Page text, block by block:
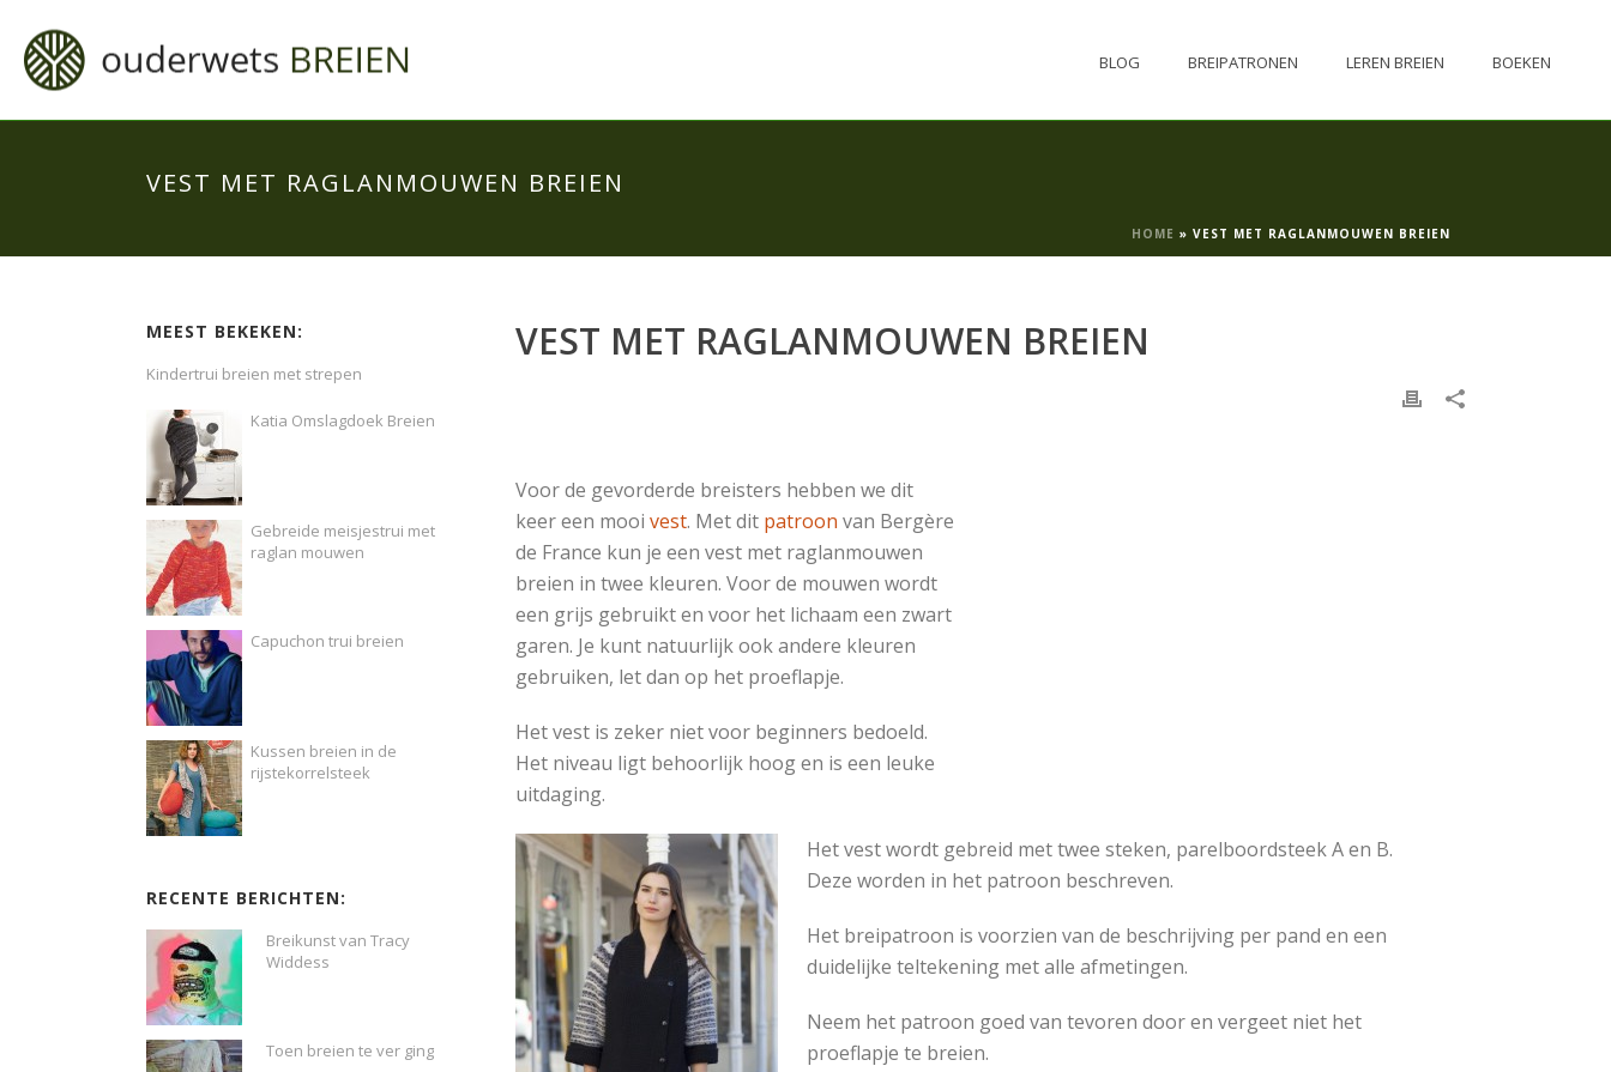
BLOG BREIPATRONEN LEREN BREIEN BOEKEN
VEST MET RAGLANMOUWEN BREIEN
HOME » VEST MET RAGLANMOUWEN BREIEN
VEST MET RAGLANMOUWEN BREIEN
Voor de gevorderde breisters hebben we dit
keer een mooi vest. Met dit patroon van Bergère
de France kun je een vest met raglanmouwen
breien in twee kleuren. Voor de mouwen wordt
een grijs gebruikt en voor het lichaam een zwart
garen. Je kunt natuurlijk ook andere kleuren
gebruiken, let dan op het proeflapje.
Het vest is zeker niet voor beginners bedoeld.
Het niveau ligt behoorlijk hoog en is een leuke
uitdaging.
Het vest wordt gebreid met twee steken, parelboordsteek A en B.
Deze worden in het patroon beschreven.
Het breipatroon is voorzien van de beschrijving per pand en een
duidelijke teltekening met alle afmetingen.
Neem het patroon goed van tevoren door en vergeet niet het
proeflapje te breien.
MEEST BEKEKEN:
Kindertrui breien met strepen
Katia Omslagdoek Breien
Gebreide meisjestrui met
raglan mouwen
Capuchon trui breien
Kussen breien in de
rijstekorrelsteek
RECENTE BERICHTEN:
Breikunst van Tracy
Widdess
Toen breien te ver ging